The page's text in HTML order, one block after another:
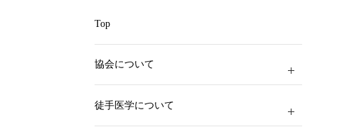
Top
協会について
徒手医学について